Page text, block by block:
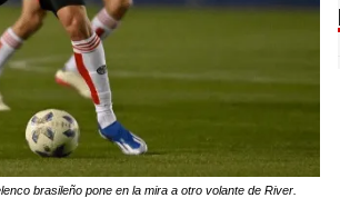
brasileño pone en la mira a otro volante de River.